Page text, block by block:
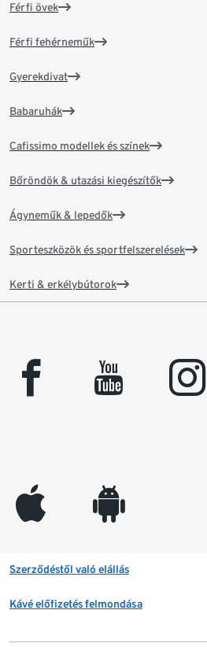
Férfi övek
Férfi fehérneműk
Gyerekdivat
Babaruhák
Cafissimo modellek és színek
Bőröndök & utazási kiegészítők
Ágyneműk & lepedők
Sporteszközök és sportfelszerelések
Kerti & erkélybútorok
facebook youtube instagram
appleinc android
Szerződéstől való elállás
Kávé előfizetés felmondása